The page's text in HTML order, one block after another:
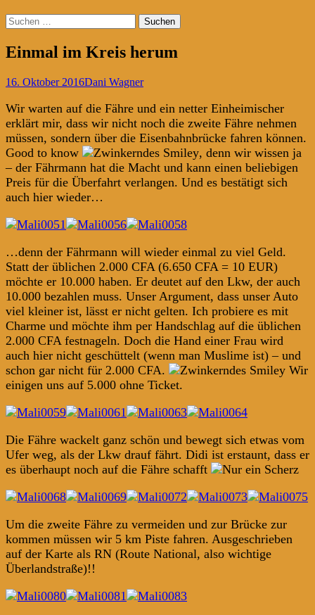
Suchen
nach:
Einmal im Kreis herum
16. Oktober 2016Dani Wagner
Wir warten auf die Fähre und ein netter Einheimischer
erklärt mir, dass wir nicht noch die zweite Fähre nehmen
müssen, sondern über die Eisenbahnbrücke fahren können.
Good to know
, denn wir wissen ja
– der Fährmann hat die Macht und kann einen beliebigen
Preis für die Überfahrt verlangen. Und es bestätigt sich
auch hier wieder…
…denn der Fährmann will wieder einmal zu viel Geld.
Statt der üblichen 2.000 CFA (6.650 CFA = 10 EUR)
möchte er 10.000 haben. Er deutet auf den Lkw, der auch
10.000 bezahlen muss. Unser Argument, dass unser Auto
viel kleiner ist, lässt er nicht gelten. Ich probiere es mit
Charme und möchte ihm per Handschlag auf die üblichen
2.000 CFA festnageln. Doch die Hand einer Frau wird
auch hier nicht geschüttelt (wenn man Muslime ist) – und
schon gar nicht für 2.000 CFA.
Wir
einigen uns auf 5.000 ohne Ticket.
Die Fähre wackelt ganz schön und bewegt sich etwas vom
Ufer weg, als der Lkw drauf fährt. Didi ist erstaunt, dass er
es überhaupt noch auf die Fähre schafft
Um die zweite Fähre zu vermeiden und zur Brücke zur
kommen müssen wir 5 km Piste fahren. Ausgeschrieben
auf der Karte als RN (Route National, also wichtige
Überlandstraße)!!